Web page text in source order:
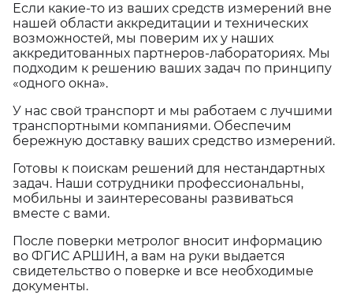
Если какие-то из ваших средств измерений вне
нашей области аккредитации и технических
возможностей, мы поверим их у наших
аккредитованных партнеров-лабораториях. Мы
подходим к решению ваших задач по принципу
«одного окна».
У нас свой транспорт и мы работаем с лучшими
транспортными компаниями. Обеспечим
бережную доставку ваших средство измерений.
Готовы к поискам решений для нестандартных
задач. Наши сотрудники профессиональны,
мобильны и заинтересованы развиваться
вместе с вами.
После поверки метролог вносит информацию
во ФГИС АРШИН, а вам на руки выдается
свидетельство о поверке и все необходимые
документы.